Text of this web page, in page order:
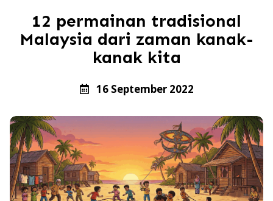
12 permainan tradisional
Malaysia dari zaman kanak-
kanak kita
16 September 2022